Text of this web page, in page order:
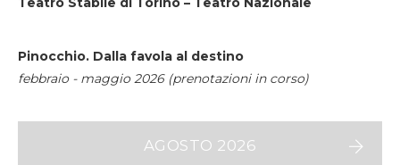
Pinocchio. Dalla favola al destino
febbraio - maggio 2026 (prenotazioni in corso)
AGOSTO 2026